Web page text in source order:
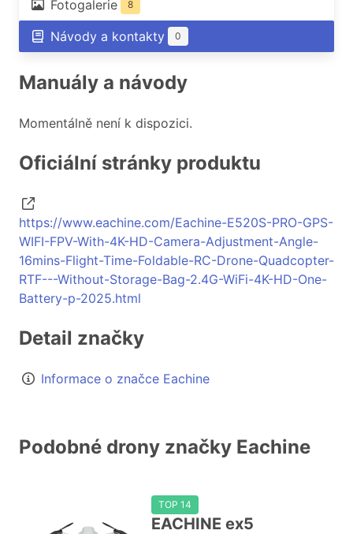
Fotogalerie 8
Návody a kontakty 0
Manuály a návody
Momentálně není k dispozici.
Oficiální stránky produktu
https://www.eachine.com/Eachine-E520S-PRO-GPS-
WIFI-FPV-With-4K-HD-Camera-Adjustment-Angle-
16mins-Flight-Time-Foldable-RC-Drone-Quadcopter-
RTF---Without-Storage-Bag-2.4G-WiFi-4K-HD-One-
Battery-p-2025.html
Detail značky
Informace o značce Eachine
Podobné drony značky Eachine
TOP 14
EACHINE ex5